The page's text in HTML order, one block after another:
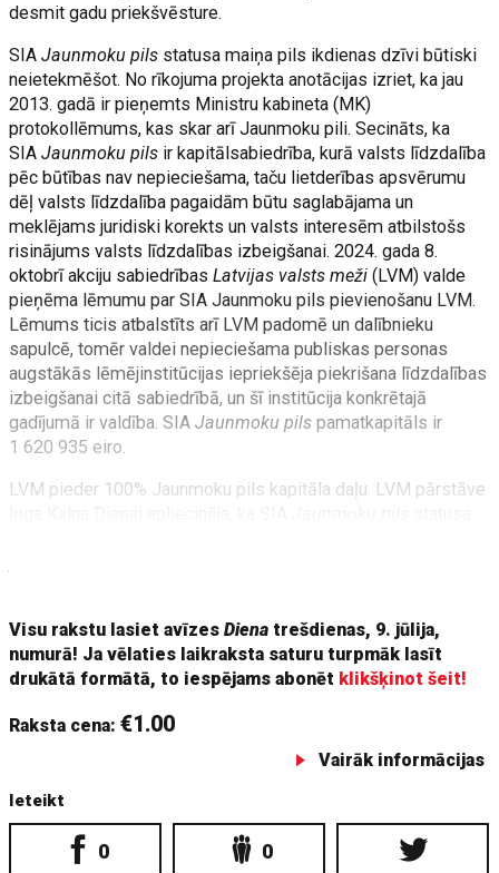
desmit gadu priekšvēsture.
SIA Jaunmoku pils statusa maiņa pils ikdienas dzīvi būtiski
neietekmēšot. No rīkojuma projekta anotācijas izriet, ka jau
2013. gadā ir pieņemts Ministru kabineta (MK)
protokollēmums, kas skar arī Jaunmoku pili. Secināts, ka
SIAJaunmoku pils ir kapitālsabiedrība, kurā valsts līdzdalība
pēc būtības nav nepieciešama, taču lietderības apsvērumu
dēļ valsts līdzdalība pagaidām būtu saglabājama un
meklējams juridiski korekts un valsts interesēm atbilstošs
risinājums valsts līdzdalības izbeigšanai. 2024. gada 8.
oktobrī akciju sabiedrībasLatvijas valsts meži (LVM) valde
pieņēma lēmumu par SIA Jaunmoku pils pievienošanu LVM.
Lēmums ticis atbalstīts arī LVM padomē un dalībnieku
sapulcē, tomēr valdei nepieciešama publiskas personas
augstākās lēmējinstitūcijas iepriekšēja piekrišana līdzdalības
izbeigšanai citā sabiedrībā, un šī institūcija konkrētajā
gadījumā ir valdība. SIAJaunmoku pils pamatkapitāls ir
1 620 935 eiro.
LVM pieder 100% Jaunmoku pils kapitāla daļu. LVM pārstāve
Visu rakstu lasiet avīzesDiena trešdienas, 9. jūlija,
numurā! Ja vēlaties laikraksta saturu turpmāk lasīt
drukātā formātā, to iespējams abonēt klikšķinot šeit!
Raksta cena:€1.00
Vairāk informācijas
Ieteikt
0 0